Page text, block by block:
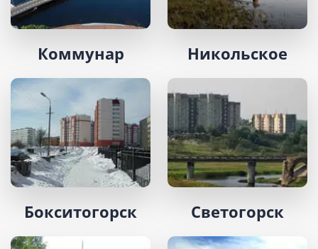
Коммунар Никольское
Бокситогорск Светогорск